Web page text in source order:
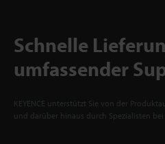
Schnelle
umfassender
KEYENCE unterstützt Sie von der
und darüber hinaus durch Spezialisten bei